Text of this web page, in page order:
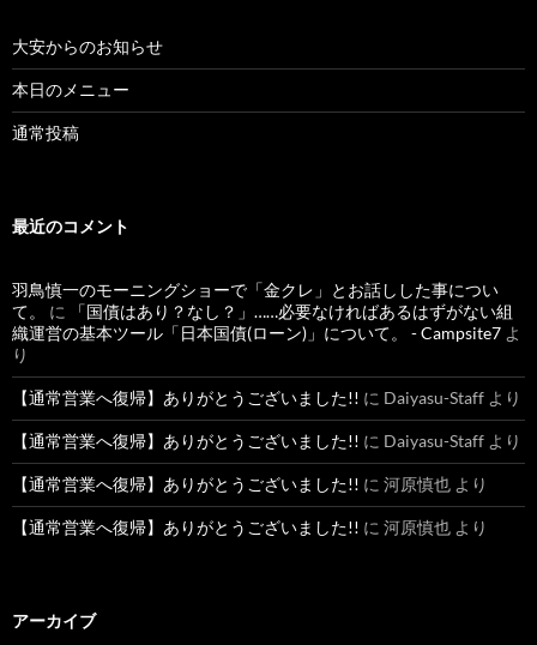
大安からのお知らせ
本日のメニュー
通常投稿
最近のコメント
羽鳥慎一のモーニングショーで「金クレ」とお話しした事につい
て。
に
「国債はあり？なし？」……必要なければあるはずがない組
織運営の基本ツール「日本国債(ローン)」について。 - Campsite7 よ
り
【通常営業へ復帰】ありがとうございました!! に Daiyasu-Staff より
【通常営業へ復帰】ありがとうございました!! に Daiyasu-Staff より
【通常営業へ復帰】ありがとうございました!! に 河原慎也 より
【通常営業へ復帰】ありがとうございました!! に 河原慎也 より
アーカイブ